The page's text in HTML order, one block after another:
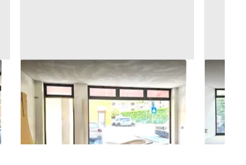
Asta Negozio (sub 249) in edificio
polifunzionale
Chiampo (Vicenza)
26.687 €
16/09/2026
Asta
16/